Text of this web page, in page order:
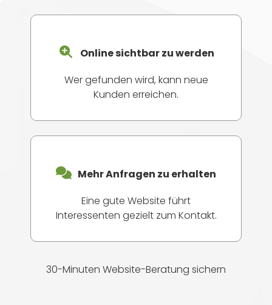
Online sichtbar zu werden
Wer gefunden wird, kann neue
Kunden erreichen.
Mehr Anfragen zu erhalten
Eine gute Website führt
Interessenten gezielt zum Kontakt.
30-Minuten Website-Beratung sichern